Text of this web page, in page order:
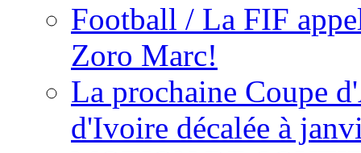
Football / La FIF
Zoro Marc!
La prochaine Coupe
d'Ivoire décalée à